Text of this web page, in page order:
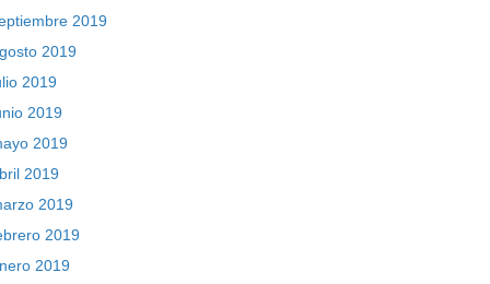
2019
2019
2019
2019
2019
2019
2019
2019
2019